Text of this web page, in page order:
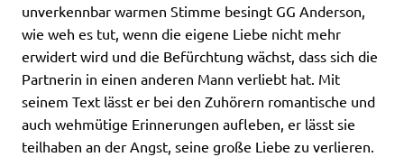
unverkennbar warmen Stimme besingt GG Anderson,
wie weh es tut, wenn die eigene Liebe nicht mehr
erwidert wird und die Befürchtung wächst, dass sich die
Partnerin in einen anderen Mann verliebt hat. Mit
seinem Text lässt er bei den Zuhörern romantische und
auch wehmütige Erinnerungen aufleben, er lässt sie
teilhaben an der Angst, seine große Liebe zu verlieren.